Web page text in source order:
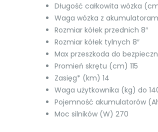
Długość całkowita wózka
Waga wózka z
Rozmiar kółek przednich 8″
Rozmiar kółek tylnych 8″
Max przeszkoda do
Promień skrętu (cm) 115
Zasięg* (km) 14
Waga użytkownika (kg) do
Pojemność akumulatorów
Moc silników (W) 270